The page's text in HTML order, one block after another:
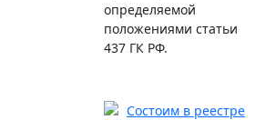
определяемой
положениями статьи
437 ГК РФ.
Состоим в реестре